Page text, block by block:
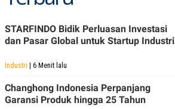
STARFINDO Bidik Perluasan Investasi
dan Pasar Global untuk Startup Industri
Industri | 6 Menit lalu
Changhong Indonesia Perpanjang
Garansi Produk hingga 25 Tahun